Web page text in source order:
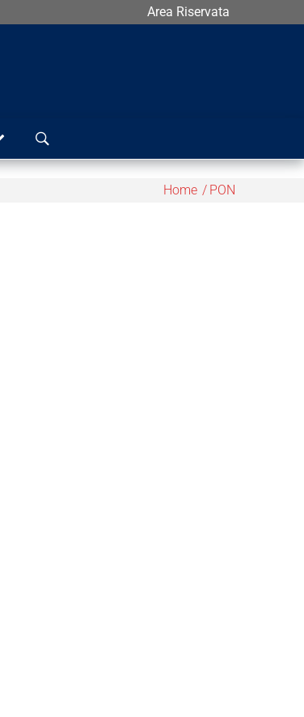
Area Riservata
Cerca
Home PON